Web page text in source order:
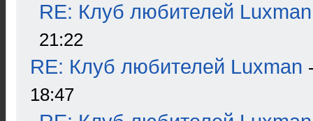
RE: Клуб любителей Luxman
21:22
RE: Клуб любителей Luxman
18:47